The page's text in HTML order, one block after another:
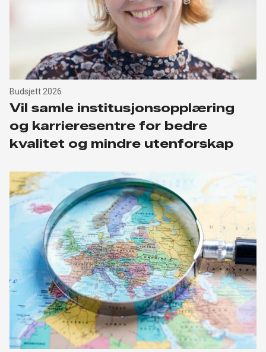
Budsjett 2026
Vil samle institusjonsopplæring
og karrieresentre for bedre
kvalitet og mindre utenforskap